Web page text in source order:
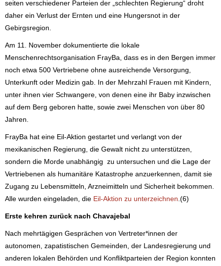
seiten verschiedener Parteien der „schlechten Regierung“ droht
daher ein Verlust der Ernten und eine Hungersnot in der
Gebirgsregion.
Am 11. November dokumentierte die lokale
Menschenrechtsorganisation FrayBa, dass es in den Bergen immer
noch etwa 500 Vertriebene ohne ausreichende Versorgung,
Unterkunft oder Medizin gab. In der Mehrzahl Frauen mit Kindern,
unter ihnen vier Schwangere, von denen eine ihr Baby inzwischen
auf dem Berg geboren hatte, sowie zwei Menschen von über 80
Jahren.
FrayBa hat eine Eil-Aktion gestartet und verlangt von der
mexikanischen Regierung, die Gewalt nicht zu unterstützen,
sondern die Morde unabhängig zu untersuchen und die Lage der
Vertriebenen als humanitäre Katastrophe anzuerkennen, damit sie
Zugang zu Lebensmitteln, Arzneimitteln und Sicherheit bekommen.
Alle wurden eingeladen, die Eil-Aktion zu unterzeichnen.(6)
Erste kehren zurück nach Chavajebal
Nach mehrtägigen Gesprächen von Vertreter*innen der
autonomen, zapatistischen Gemeinden, der Landesregierung und
anderen lokalen Behörden und Konfliktparteien der Region konnten